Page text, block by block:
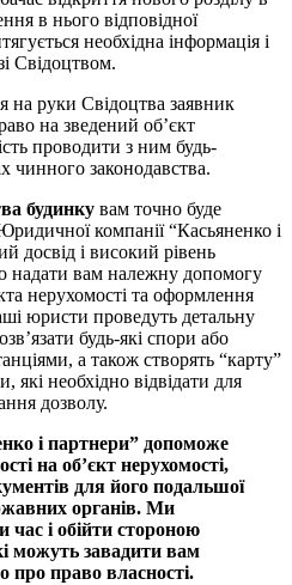
в нього відповідної
необхідна інформація і
Свідоцтвом.
на руки Свідоцтва заявник
на зведений об’єкт
проводити з ним будь-
чинного законодавства.
будинку вам точно буде
компанії “Касьяненко і
досвід і високий рівень
надати вам належну допомогу
нерухомості та оформлення
юристи проведуть детальну
будь-які спори або
а також створять “карту”
необхідно відвідати для
дозволу.
і партнери” допоможе
на об’єкт нерухомості,
для його подальшої
органів. Ми
і обійти стороною
можуть завадити вам
про право власності.